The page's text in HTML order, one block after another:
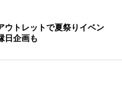
ウトレットで夏祭りイベン
日企画も